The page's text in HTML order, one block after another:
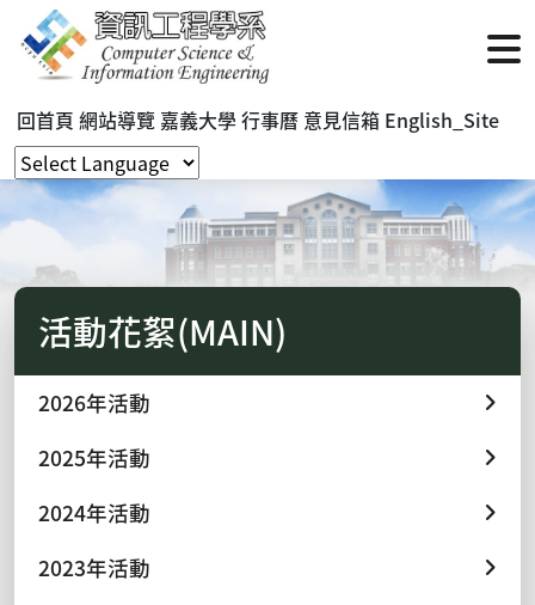
回首頁 網站導覽 嘉義大學行事曆 意見信箱 English_Site
活動花絮(MAIN)
2026年活動
2025年活動
2024年活動
2023年活動